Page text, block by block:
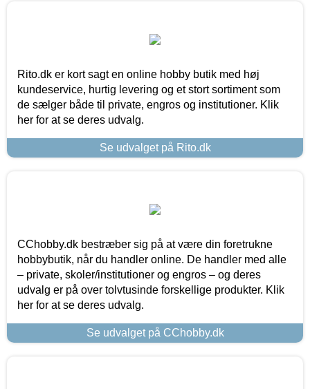
Rito.dk er kort sagt en online hobby butik med høj
kundeservice, hurtig levering og et stort sortiment som
de sælger både til private, engros og institutioner. Klik
her for at se deres udvalg.
Se udvalget på Rito.dk
CChobby.dk bestræber sig på at være din foretrukne
hobbybutik, når du handler online. De handler med alle
– private, skoler/institutioner og engros – og deres
udvalg er på over tolvtusinde forskellige produkter. Klik
her for at se deres udvalg.
Se udvalget på CChobby.dk